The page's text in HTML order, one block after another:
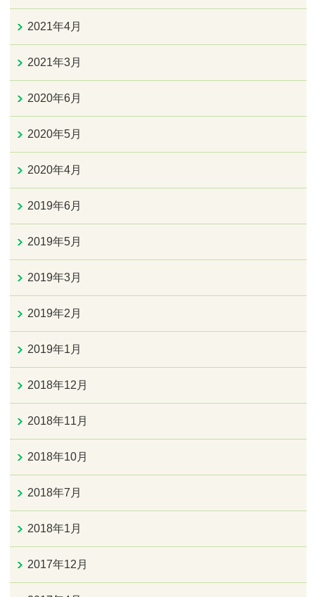
2021年4月
2021年3月
2020年6月
2020年5月
2020年4月
2019年6月
2019年5月
2019年3月
2019年2月
2019年1月
2018年12月
2018年11月
2018年10月
2018年7月
2018年1月
2017年12月